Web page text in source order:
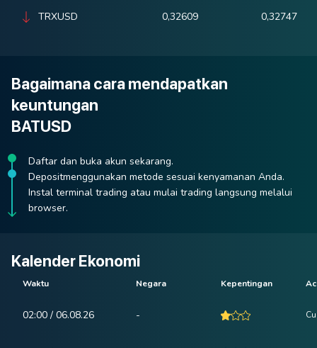
TRXUSD 0,32609 0,32747
Bagaimana cara mendapatkan
keuntungan
BATUSD
Daftar dan buka akun sekarang.
Depositmenggunakan metode sesuai kenyamanan Anda.
Instal terminal trading atau mulai trading langsung melalui
browser.
Kalender Ekonomi
Waktu Negara Kepentingan
02:00 / 06.08.26 -